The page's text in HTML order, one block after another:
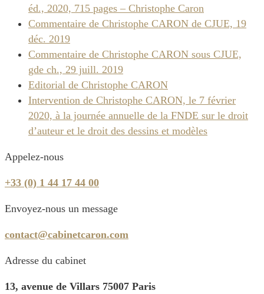
éd., 2020, 715 pages – Christophe Caron
Commentaire de Christophe CARON de CJUE, 19
déc. 2019
Commentaire de Christophe CARON sous CJUE,
gde ch., 29 juill. 2019
Editorial de Christophe CARON
Intervention de Christophe CARON, le 7 février
2020, à la journée annuelle de la FNDE sur le droit
d’auteur et le droit des dessins et modèles
Appelez-nous
+33 (0) 1 44 17 44 00
Envoyez-nous un message
contact@cabinetcaron.com
Adresse du cabinet
13, avenue de Villars 75007 Paris